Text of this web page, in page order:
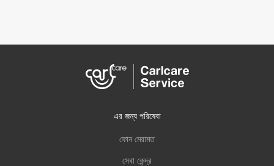
এর জন্য পরিষেবা
ফোন মেরামত
সেবা কেন্দ্র